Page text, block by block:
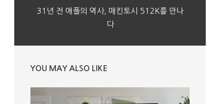
31년 전 애플의 역사, 매킨토시 512K를 만나
다
YOU MAY ALSO LIKE